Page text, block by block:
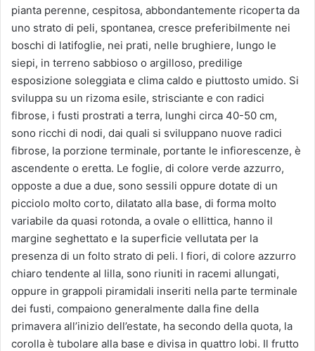
pianta perenne, cespitosa, abbondantemente ricoperta da
uno strato di peli, spontanea, cresce preferibilmente nei
boschi di latifoglie, nei prati, nelle brughiere, lungo le
siepi, in terreno sabbioso o argilloso, predilige
esposizione soleggiata e clima caldo e piuttosto umido. Si
sviluppa su un rizoma esile, strisciante e con radici
fibrose, i fusti prostrati a terra, lunghi circa 40-50 cm,
sono ricchi di nodi, dai quali si sviluppano nuove radici
fibrose, la porzione terminale, portante le infiorescenze, è
ascendente o eretta. Le foglie, di colore verde azzurro,
opposte a due a due, sono sessili oppure dotate di un
picciolo molto corto, dilatato alla base, di forma molto
variabile da quasi rotonda, a ovale o ellittica, hanno il
margine seghettato e la superficie vellutata per la
presenza di un folto strato di peli. I fiori, di colore azzurro
chiaro tendente al lilla, sono riuniti in racemi allungati,
oppure in grappoli piramidali inseriti nella parte terminale
dei fusti, compaiono generalmente dalla fine della
primavera all’inizio dell’estate, ha secondo della quota, la
corolla è tubolare alla base e divisa in quattro lobi. Il frutto